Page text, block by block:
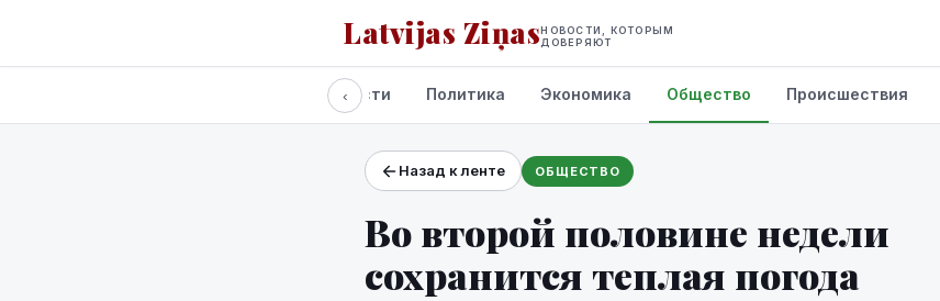
Latvijas ZiņasНОВОСТИ, КОТОРЫМ
ДОВЕРЯЮТ
Проекты и сервисы
‹
Все новости Политика Экономика Общество Происшествия
Назад к ленте ОБЩЕСТВО
Во второй половине недели
сохранится теплая погода